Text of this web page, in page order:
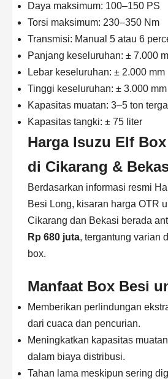
Daya maksimum: 100–150 PS
Torsi maksimum: 230–350 Nm
Transmisi: Manual 5 atau 6
Panjang keseluruhan: ± 7.000
Lebar keseluruhan: ± 2.000 mm
Tinggi keseluruhan: ± 3.000
Kapasitas muatan: 3–5 ton
Kapasitas tangki: ± 75 liter
Harga Isuzu Elf
di Cikarang &
Berdasarkan informasi resmi
Besi Long, kisaran harga OTR
Cikarang dan Bekasi berada
Rp 680 juta, tergantung varian
box.
Manfaat Box Besi
Memberikan perlindungan
dari cuaca dan pencurian.
Meningkatkan kapasitas
dalam biaya distribusi.
Tahan lama meskipun sering